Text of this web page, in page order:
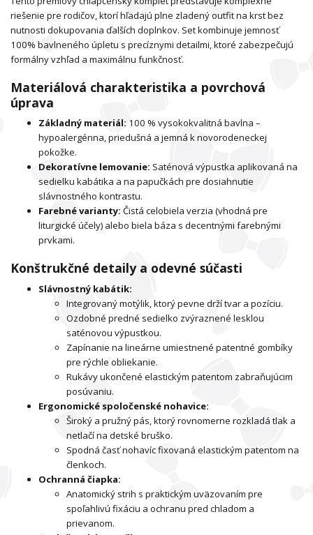
riešenie pre rodičov, ktorí hľadajú plne zladený outfit na krst bez
nutnosti dokupovania ďalších doplnkov. Set kombinuje jemnosť
100% bavlneného úpletu s precíznymi detailmi, ktoré zabezpečujú
formálny vzhľad a maximálnu funkčnosť.
Materiálová charakteristika a povrchová
úprava
Základný materiál: 100 % vysokokvalitná bavlna –
hypoalergénna, priedušná a jemná k novorodeneckej
pokožke.
Dekoratívne lemovanie: Saténová výpustka aplikovaná na
sedielku kabátika a na papučkách pre dosiahnutie
slávnostného kontrastu.
Farebné varianty: Čistá celobiela verzia (vhodná pre
liturgické účely) alebo biela báza s decentnými farebnými
prvkami.
Konštrukčné detaily a odevné súčasti
Slávnostný kabátik:
Integrovaný motýlik, ktorý pevne drží tvar a pozíciu.
Ozdobné predné sedielko zvýraznené lesklou
saténovou výpustkou.
Zapínanie na lineárne umiestnené patentné gombíky
pre rýchle obliekanie.
Rukávy ukončené elastickým patentom zabraňujúcim
posúvaniu.
Ergonomické spoločenské nohavice:
Široký a pružný pás, ktorý rovnomerne rozkladá tlak a
netlačí na detské bruško.
Spodná časť nohavíc fixovaná elastickým patentom na
členkoch.
Ochranná čiapka:
Anatomický strih s praktickým uväzovaním pre
spoľahlivú fixáciu a ochranu pred chladom a
prievanom.